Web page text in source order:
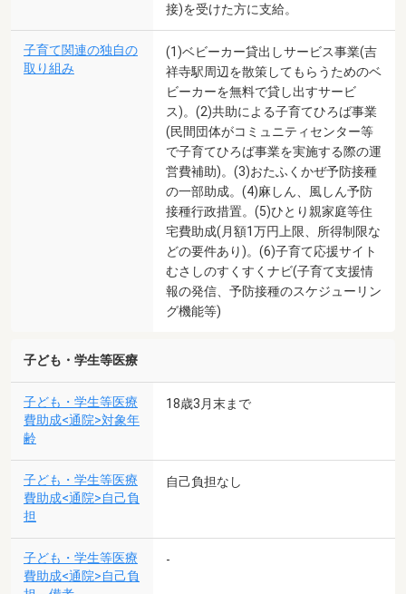
接)を受けた方に支給。
子育て関連の独自の
取り組み
(1)ベビーカー貸出しサービス事業(吉
祥寺駅周辺を散策してもらうためのベ
ビーカーを無料で貸し出すサービ
ス)。(2)共助による子育てひろば事業
(民間団体がコミュニティセンター等
で子育てひろば事業を実施する際の運
営費補助)。(3)おたふくかぜ予防接種
の一部助成。(4)麻しん、風しん予防
接種行政措置。(5)ひとり親家庭等住
宅費助成(月額1万円上限、所得制限な
どの要件あり)。(6)子育て応援サイト
むさしのすくすくナビ(子育て支援情
報の発信、予防接種のスケジューリン
グ機能等)
子ども・学生等医療
子ども・学生等医療
費助成<通院>対象年
齢
18歳3月末まで
子ども・学生等医療
費助成<通院>自己負
担
自己負担なし
子ども・学生等医療
費助成<通院>自己負
-